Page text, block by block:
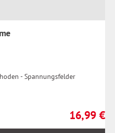
- Spannungsfelder
Regulärer
16,99 €